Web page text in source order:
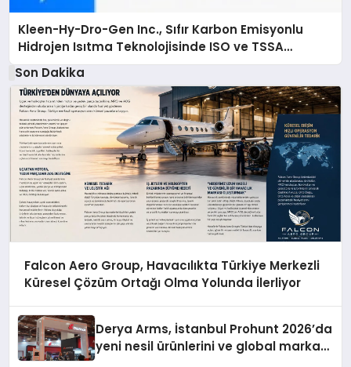
Kleen-Hy-Dro-Gen Inc., Sıfır Karbon Emisyonlu
Hidrojen Isıtma Teknolojisinde ISO ve TSSA
Düzenleyici Onaylarını Aldı
Son Dakika
Falcon Aero Group, Havacılıkta Türkiye Merkezli
Küresel Çözüm Ortağı Olma Yolunda İlerliyor
Derya Arms, İstanbul Prohunt 2026’da
yeni nesil ürünlerini ve global marka